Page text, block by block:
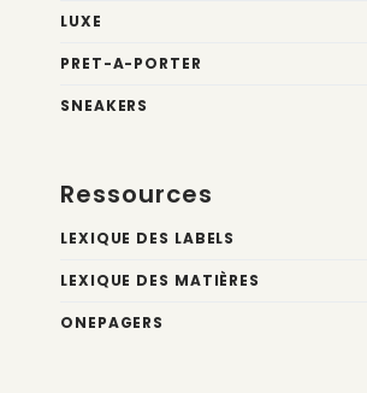
LUXE
PRET-A-PORTER
SNEAKERS
Ressources
LEXIQUE DES LABELS
LEXIQUE DES MATIÈRES
ONEPAGERS